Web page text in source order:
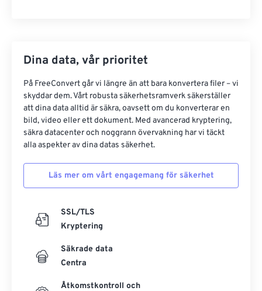
Dina data, vår prioritet
På FreeConvert går vi längre än att bara konvertera filer – vi
skyddar dem. Vårt robusta säkerhetsramverk säkerställer
att dina data alltid är säkra, oavsett om du konverterar en
bild, video eller ett dokument. Med avancerad kryptering,
säkra datacenter och noggrann övervakning har vi täckt
alla aspekter av dina datas säkerhet.
Läs mer om vårt engagemang för säkerhet
SSL/TLS
Kryptering
Säkrade data
Centra
Åtkomstkontroll och